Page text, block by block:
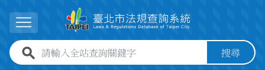
展開選單
全站查詢關鍵字欄位 搜尋